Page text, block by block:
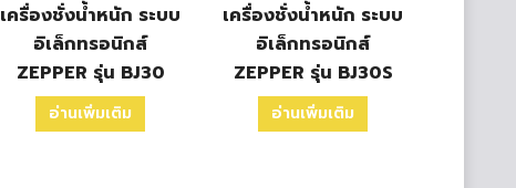
เครื่องชั่งน้ำหนัก ระบบ
อิเล็กทรอนิกส์
ZEPPER รุ่น BJ30
อ่านเพิ่มเติม
เครื่องชั่งน้ำหนัก ระบบ
อิเล็กทรอนิกส์
ZEPPER รุ่น BJ30S
อ่านเพิ่มเติม